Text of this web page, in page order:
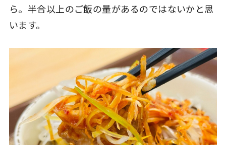
ら。半合以上のご飯の量があるのではないかと思
います。